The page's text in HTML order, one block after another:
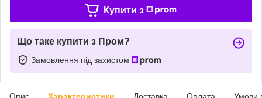
Купити з
Що таке купити з Пром?
Замовлення під захистом
Опис Характеристики Доставка Оплата Умови